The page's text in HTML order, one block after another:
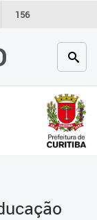
156
SECRETARIAS